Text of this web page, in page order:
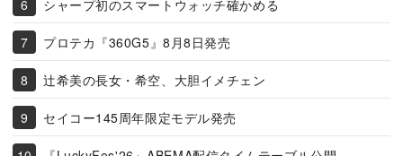
シャープ初のスマートウォッチ確かめる
プロテカ『360G5』8月8日発売
辻希美の長女・希空、大胆イメチェン
セイコー145周年限定モデル発売